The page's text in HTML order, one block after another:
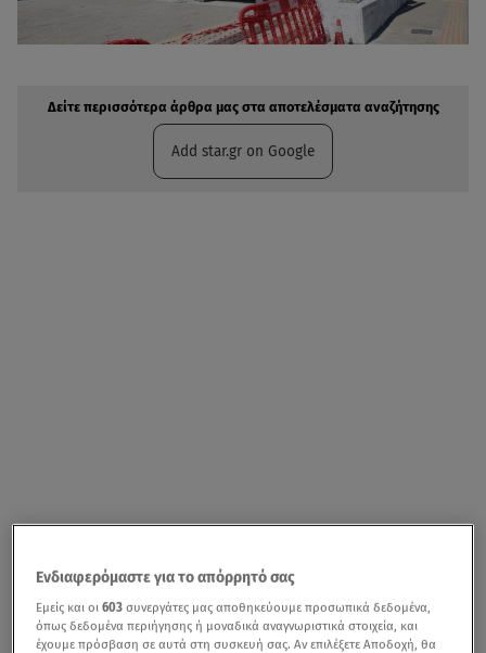
Δείτε περισσότερα άρθρα μας στα αποτελέσματα αναζήτησης
Add star.gr on Google
Ενδιαφερόμαστε για το απόρρητό σας
Εμείς και οι603 συνεργάτες μας αποθηκεύουμε προσωπικά δεδομένα,
όπως δεδομένα περιήγησης ή μοναδικά αναγνωριστικά στοιχεία, και
έχουμε πρόσβαση σε αυτά στη συσκευή σας. Αν επιλέξετε Αποδοχή, θα